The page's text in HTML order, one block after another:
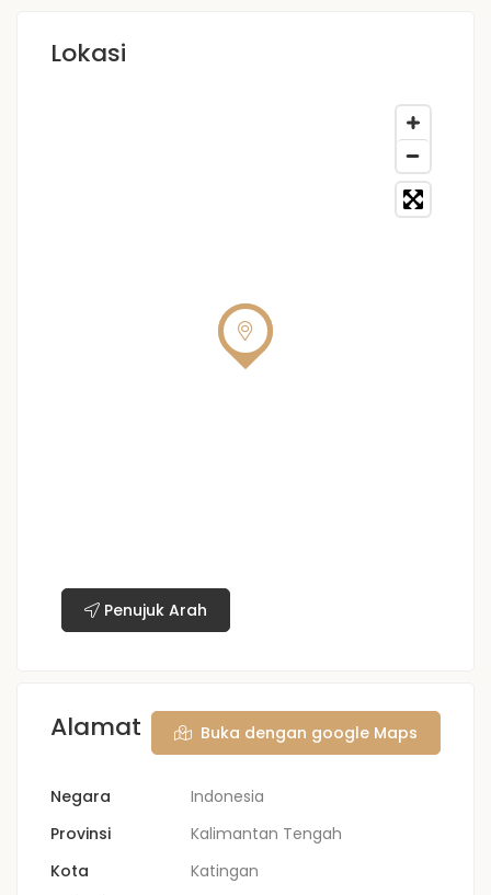
Lokasi
Penujuk Arah
Alamat Buka dengan google Maps
Negara
Indonesia
Provinsi
Kalimantan Tengah
Kota
Katingan